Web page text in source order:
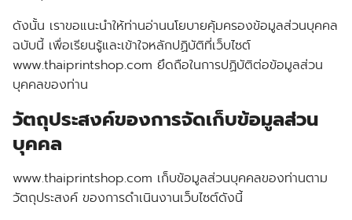
ดังนั้น เราขอแนะนำให้ท่านอ่านนโยบายคุ้มครองข้อมูลส่วนบุคคล
ฉบับนี้ เพื่อเรียนรู้และเข้าใจหลักปฏิบัติที่เว็บไซต์
www.thaiprintshop.com ยึดถือในการปฏิบัติต่อข้อมูลส่วน
บุคคลของท่าน
วัตถุประสงค์ของการจัดเก็บข้อมูลส่วน
บุคคล
www.thaiprintshop.com เก็บข้อมูลส่วนบุคคลของท่านตาม
วัตถุประสงค์ ของการดำเนินงานเว็บไซต์ดังนี้